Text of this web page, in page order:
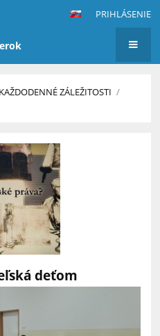
PRIHLÁSENIE
KAŽDODENNÉ ZÁLEŽITOSTI /
deťom